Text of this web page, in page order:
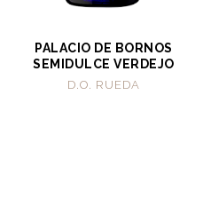
PALACIO DE BORNOS
SEMIDULCE VERDEJO
D.O. RUEDA